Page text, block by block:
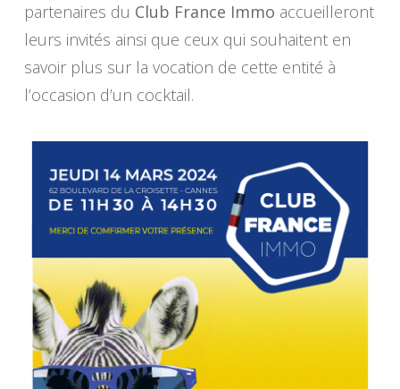
partenaires du Club France Immo accueilleront
leurs invités ainsi que ceux qui souhaitent en
savoir plus sur la vocation de cette entité à
l’occasion d’un cocktail.